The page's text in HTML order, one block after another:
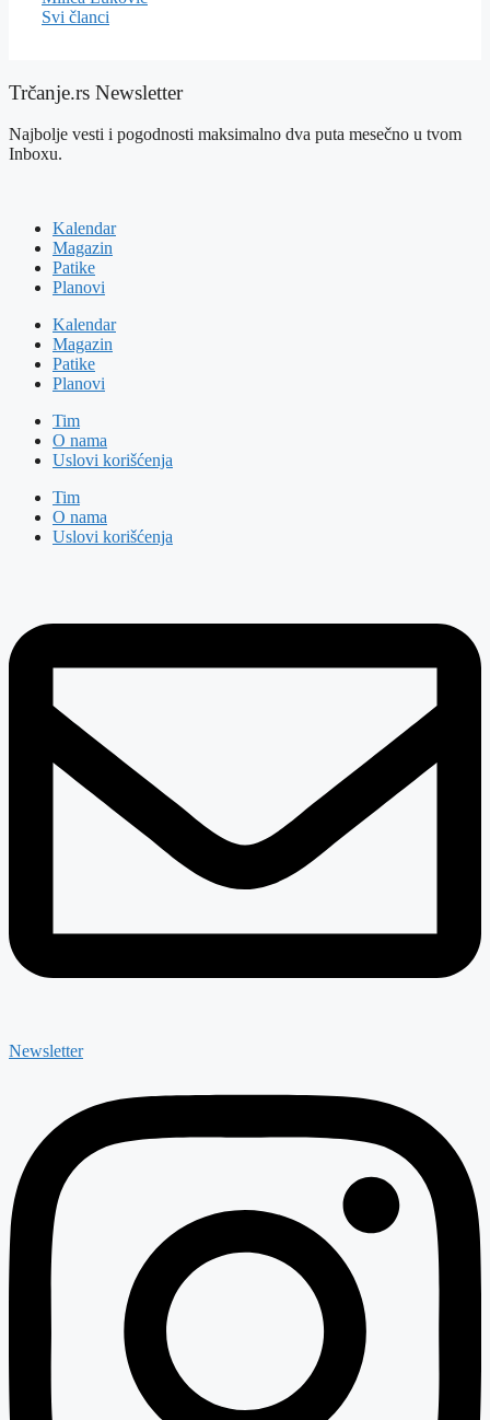
Svi članci
Trčanje.rs Newsletter
Najbolje vesti i pogodnosti maksimalno dva puta mesečno u tvom
Inboxu.
Kalendar
Magazin
Patike
Planovi
Kalendar
Magazin
Patike
Planovi
Tim
O nama
Uslovi korišćenja
Tim
O nama
Uslovi korišćenja
Newsletter